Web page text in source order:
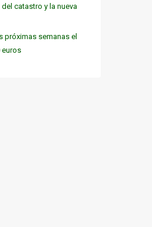
catastro y la nueva
próximas semanas el
euros